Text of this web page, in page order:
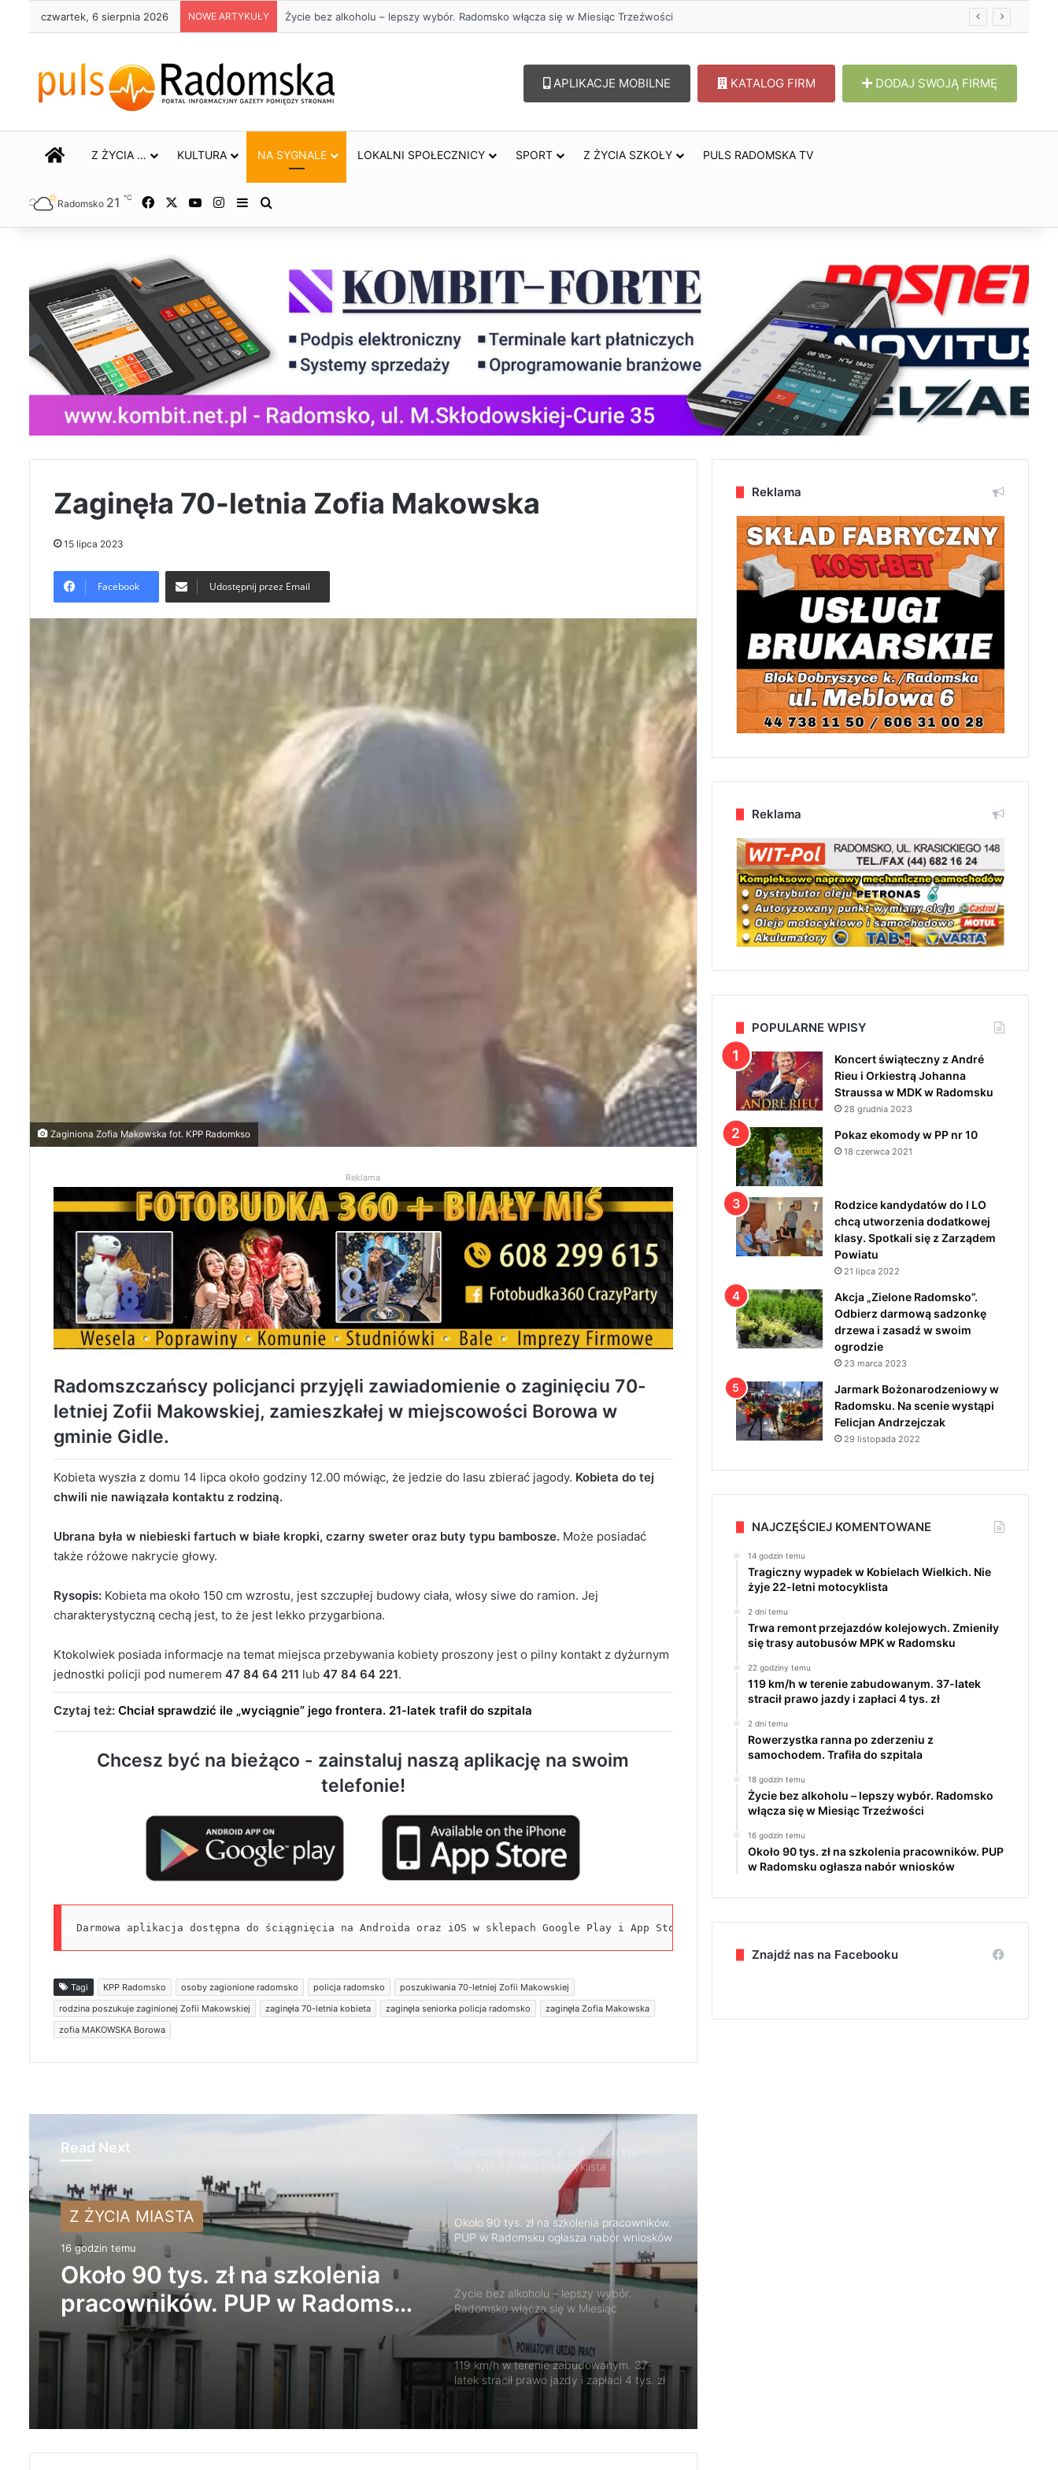
czwartek, 6 sierpnia 2026 NOWE ARTYKUŁY Trwa remont przejazdów kolejowych. Zmieniły się trasy autobusów MPK w Radomsku
APLIKACJE MOBILNE KATALOG FIRM DODAJ SWOJĄ FIRMĘ
STRONA GŁÓWNA
Z ŻYCIA … KULTURA NA SYGNALE LOKALNI SPOŁECZNICY SPORT Z ŻYCIA SZKOŁY PULS RADOMSKA TV
Radomsko 21 ℃ Facebook YouTubeInstagram
Sidebar
Zaginęła 70-letnia Zofia Makowska
15 lipca 2023
Facebook Udostępnij przez Email
Zaginiona Zofia Makowska fot. KPP Radomkso
Reklama
Radomszczańscy policjanci przyjęli zawiadomienie o zaginięciu 70-
letniej Zofii Makowskiej, zamieszkałej w miejscowości Borowa w
gminie Gidle.
Kobieta wyszła z domu 14 lipca około godziny 12.00 mówiąc, że jedzie do lasu zbierać jagody. Kobieta do tej
chwili nie nawiązała kontaktu z rodziną.
Ubrana była w niebieski fartuch w białe kropki, czarny sweter oraz buty typu bambosze. Może posiadać
także różowe nakrycie głowy.
Rysopis: Kobieta ma około 150 cm wzrostu, jest szczupłej budowy ciała, włosy siwe do ramion. Jej
charakterystyczną cechą jest, to że jest lekko przygarbiona.
Ktokolwiek posiada informacje na temat miejsca przebywania kobiety proszony jest o pilny kontakt z dyżurnym
jednostki policji pod numerem 47 84 64 211 lub 47 84 64 221.
Czytaj też: Chciał sprawdzić ile „wyciągnie” jego frontera. 21-latek trafił do szpitala
Chcesz być na bieżąco - zainstaluj naszą aplikację na swoim
telefonie!
Darmowa aplikacja dostępna do ściągnięcia na Androida oraz iOS w sklepach Google Play i App Store.
Tagi KPP Radomsko osoby zagionione radomsko policja radomsko
poszukiwania 70-letniej Zofii Makowskiej
rodzina poszukuje zaginionej Zofii Makowskiej
zaginęła 70-letnia kobieta zaginęła seniorka policja radomsko
zaginęła Zofia Makowska
zofia MAKOWSKA Borowa
Read Next
Z ŻYCIA MIASTA
16 godzin temu
Około 90 tys. zł na szkolenia
pracowników. PUP w Radomsku
ogłasza nabór wniosków
Spowodował śmiertelny wypadek i uciekł z
miejsca zdarzenia. 32-latek trafił do
Nowa Pracownia Endoskopii w szpitalu w
Radomsku. Będą wykonywane
Jubileuszowe Święto Miodu przyciągnęło
Tragiczny wypadek w Kobielach Wielkich.
Nie żyje 22-letni motocyklista
Około 90 tys. zł na szkolenia pracowników.
PUP w Radomsku ogłasza nabór wniosków
Życie bez alkoholu – lepszy wybór.
Radomsko włącza się w Miesiąc
119 km/h w terenie zabudowanym. 37-
latek stracił prawo jazdy i zapłaci 4 tys. zł
Zmieniły się trasy autobusów MPK w
Reklama
Reklama
POPULARNE WPISY
Koncert świąteczny z André
Rieu i Orkiestrą Johanna
Straussa w MDK w Radomsku
28 grudnia 2023
Pokaz ekomody w PP nr 10
18 czerwca 2021
Rodzice kandydatów do I LO
chcą utworzenia dodatkowej
klasy. Spotkali się z Zarządem
Powiatu
21 lipca 2022
Akcja „Zielone Radomsko”.
Odbierz darmową sadzonkę
drzewa i zasadź w swoim
ogrodzie
23 marca 2023
Jarmark Bożonarodzeniowy w
Radomsku. Na scenie wystąpi
Felicjan Andrzejczak
29 listopada 2022
NAJCZĘŚCIEJ KOMENTOWANE
14 godzin temu
Tragiczny wypadek w Kobielach Wielkich. Nie
żyje 22-letni motocyklista
2 dni temu
Trwa remont przejazdów kolejowych. Zmieniły
się trasy autobusów MPK w Radomsku
22 godziny temu
119 km/h w terenie zabudowanym. 37-latek
stracił prawo jazdy i zapłaci 4 tys. zł
2 dni temu
Rowerzystka ranna po zderzeniu z
samochodem. Trafiła do szpitala
18 godzin temu
Życie bez alkoholu – lepszy wybór. Radomsko
włącza się w Miesiąc Trzeźwości
16 godzin temu
Około 90 tys. zł na szkolenia pracowników. PUP
w Radomsku ogłasza nabór wniosków
Znajdź nas na Facebooku